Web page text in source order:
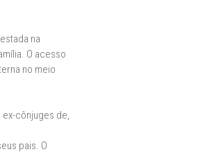
na
O acesso
no meio
cônjuges de,
pais. O